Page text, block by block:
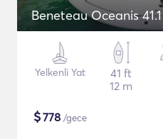
Beneteau Oceanis 41.1
Yelkenli Yat
41 ft
12 m
$778 /gece